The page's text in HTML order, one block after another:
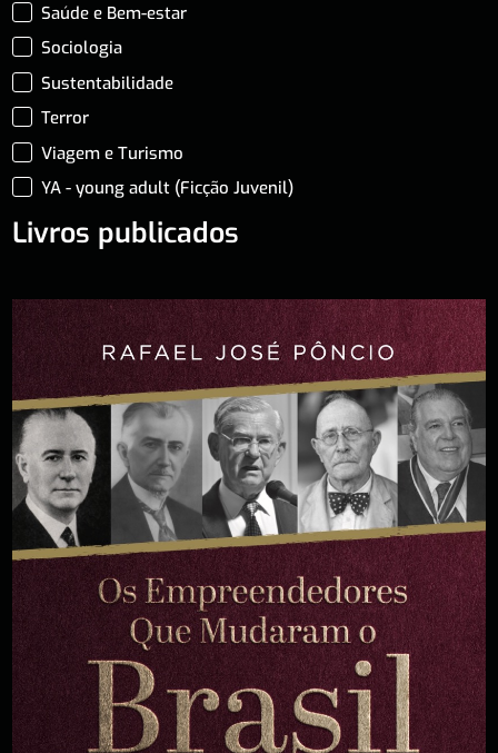
Saúde e Bem-estar
Sociologia
Sustentabilidade
Terror
Viagem e Turismo
YA - young adult (Ficção Juvenil)
Livros publicados